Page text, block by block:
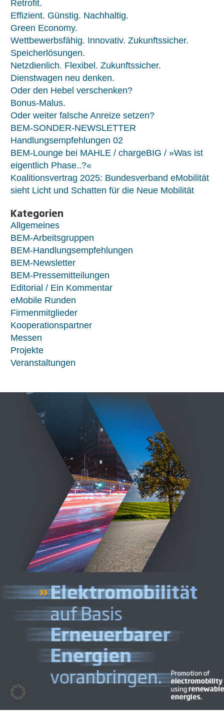
Retrofit.
Effizient. Günstig. Nachhaltig.
Green Economy.
Wettbewerbsfähig. Innovativ. Zukunftssicher.
Speicherlösungen.
Netzdienlich. Flexibel. Zukunftssicher.
Dienstwagen neu denken.
Oder den Hebel verschenken?
Bonus-Malus.
Oder weiter falsche Anreize setzen?
BEM-SONDER-NEWSLETTER
Handlungsempfehlungen 02
BEM-Lounge bei MAHLE / chargeBIG / »Was ist
eigentlich Phase..?«
Koalitionsvertrag 2025: Bundesverband eMobilität
sieht Licht und Schatten für die Neue Mobilität
Kategorien
Allgemeines
BEM-Arbeitsgruppen
BEM-Handlungsempfehlungen
BEM-Newsletter
BEM-Pressemitteilungen
Editorial / Ein Kommentar
eMobile Runden
Firmenmitglieder
Kooperationspartner
Messen
Projekte
Veranstaltungen